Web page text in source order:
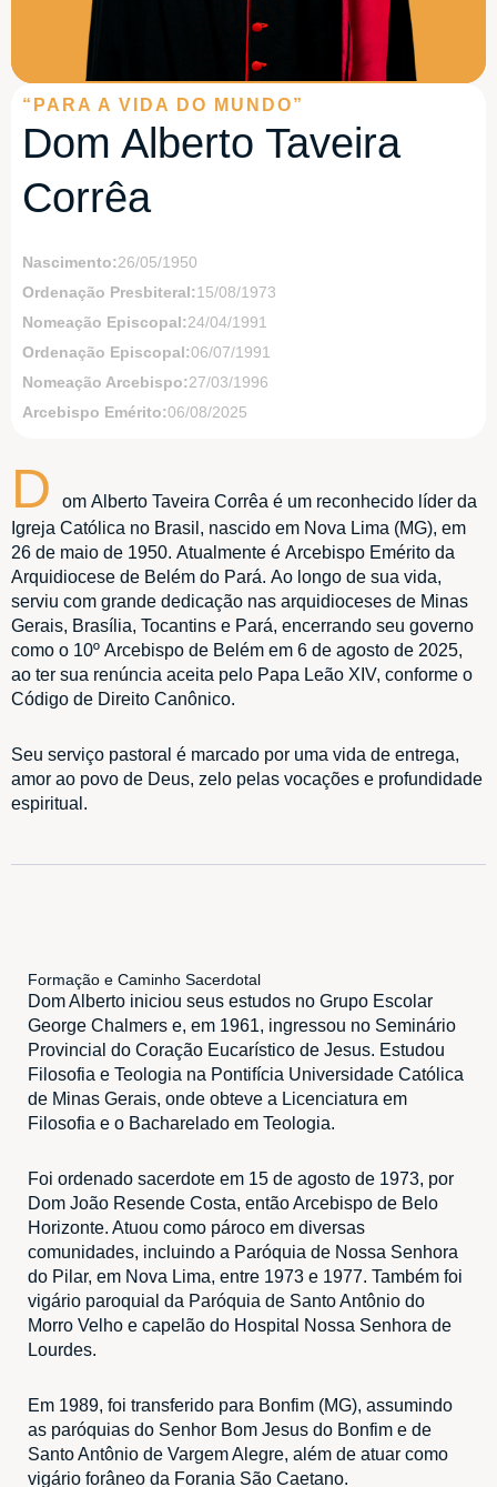
“PARA A VIDA DO MUNDO”
Dom Alberto Taveira
Corrêa
Nascimento: 26/05/1950
Ordenação Presbiteral: 15/08/1973
Nomeação Episcopal: 24/04/1991
Ordenação Episcopal:06/07/1991
Nomeação Arcebispo: 27/03/1996
Arcebispo Emérito:06/08/2025
D
om Alberto Taveira Corrêa é um reconhecido líder da
Igreja Católica no Brasil, nascido em Nova Lima (MG), em
26 de maio de 1950. Atualmente é Arcebispo Emérito da
Arquidiocese de Belém do Pará. Ao longo de sua vida,
serviu com grande dedicação nas arquidioceses de Minas
Gerais, Brasília, Tocantins e Pará, encerrando seu governo
como o 10º Arcebispo de Belém em 6 de agosto de 2025,
ao ter sua renúncia aceita pelo Papa Leão XIV, conforme o
Código de Direito Canônico.
Seu serviço pastoral é marcado por uma vida de entrega,
amor ao povo de Deus, zelo pelas vocações e profundidade
espiritual.
Formação e Caminho Sacerdotal
Dom Alberto iniciou seus estudos no Grupo Escolar
George Chalmers e, em 1961, ingressou no Seminário
Provincial do Coração Eucarístico de Jesus. Estudou
Filosofia e Teologia na Pontifícia Universidade Católica
de Minas Gerais, onde obteve a Licenciatura em
Filosofia e o Bacharelado em Teologia.
Foi ordenado sacerdote em 15 de agosto de 1973, por
Dom João Resende Costa, então Arcebispo de Belo
Horizonte. Atuou como pároco em diversas
comunidades, incluindo a Paróquia de Nossa Senhora
do Pilar, em Nova Lima, entre 1973 e 1977. Também foi
vigário paroquial da Paróquia de Santo Antônio do
Morro Velho e capelão do Hospital Nossa Senhora de
Lourdes.
Em 1989, foi transferido para Bonfim (MG), assumindo
as paróquias do Senhor Bom Jesus do Bonfim e de
Santo Antônio de Vargem Alegre, além de atuar como
vigário forâneo da Forania São Caetano.